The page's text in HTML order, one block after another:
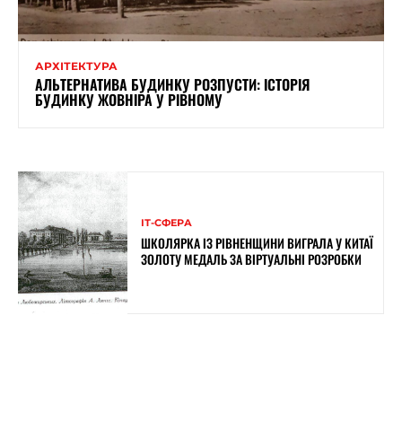
АРХІТЕКТУРА
АЛЬТЕРНАТИВА БУДИНКУ РОЗПУСТИ: ІСТОРІЯ
БУДИНКУ ЖОВНІРА У РІВНОМУ
ІТ-СФЕРА
ШКОЛЯРКА ІЗ РІВНЕНЩИНИ ВИГРАЛА У КИТАЇ
ЗОЛОТУ МЕДАЛЬ ЗА ВІРТУАЛЬНІ РОЗРОБКИ